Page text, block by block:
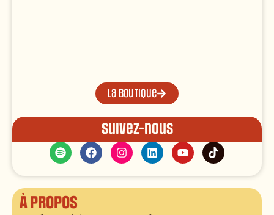
La boutique
Suivez-nous
À propos